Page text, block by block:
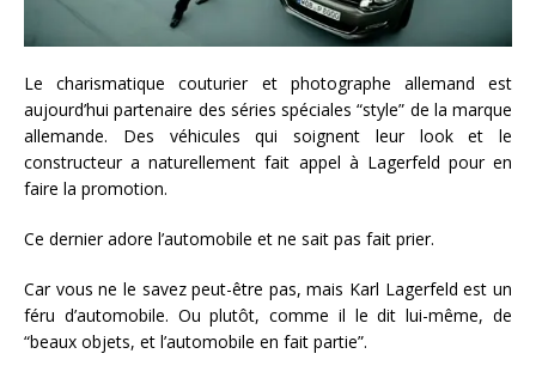
Le charismatique couturier et photographe allemand est
aujourd’hui partenaire des séries spéciales “style” de la marque
allemande. Des véhicules qui soignent leur look et le
constructeur a naturellement fait appel à Lagerfeld pour en
faire la promotion.
Ce dernier adore l’automobile et ne sait pas fait prier.
Car vous ne le savez peut-être pas, mais Karl Lagerfeld est un
féru d’automobile. Ou plutôt, comme il le dit lui-même, de
“beaux objets, et l’automobile en fait partie”.